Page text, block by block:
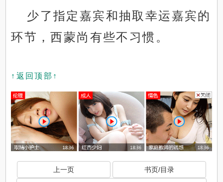
少了指定嘉宾和抽取幸运嘉宾的
环节，西蒙尚有些不习惯。
↑返回顶部↑
上一页 书页/目录